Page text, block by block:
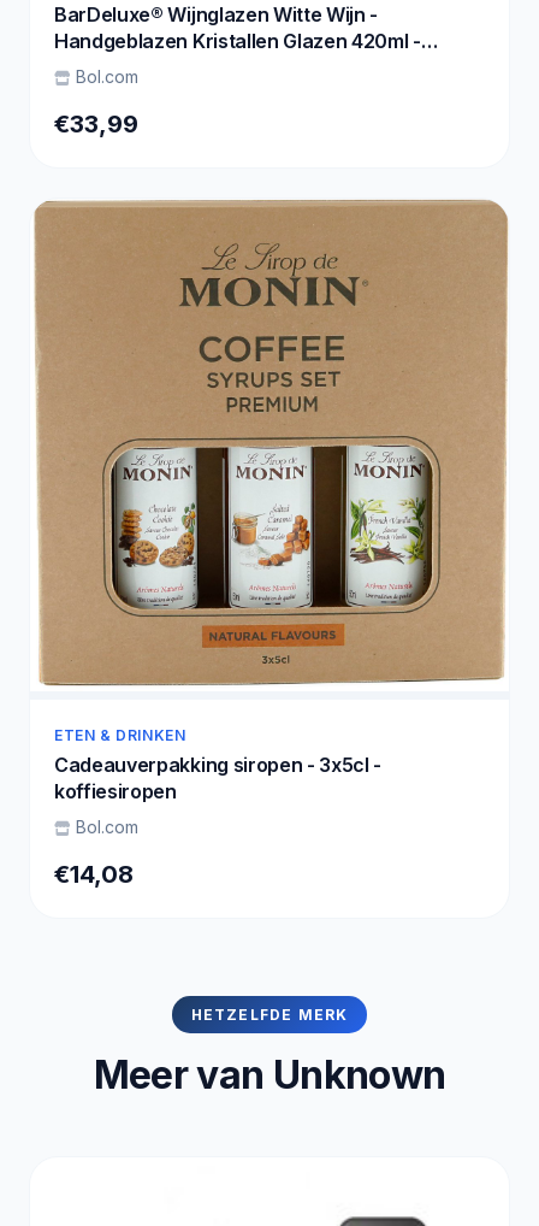
BarDeluxe® Wijnglazen Witte Wijn -
Handgeblazen Kristallen Glazen 420ml -
Handgemaakt & Loodvrij - Wijnglas - 4 stuks -
Luxe Set voor Bar of Diner
Bol.com
€33,99
ETEN & DRINKEN
Cadeauverpakking siropen - 3x5cl -
koffiesiropen
Bol.com
€14,08
HETZELFDE MERK
Meer van Unknown